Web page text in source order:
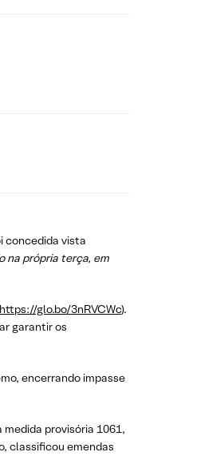
concedida vista
na própria terça, em
https://glo.bo/3nRVCWc).
garantir os
encerrando impasse
medida provisória 1061,
classificou emendas